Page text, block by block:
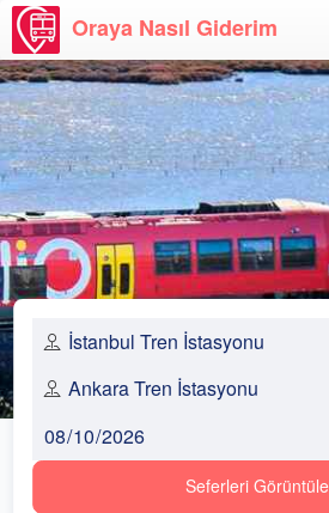
Oraya Nasıl Giderim
Seferleri Görüntüle